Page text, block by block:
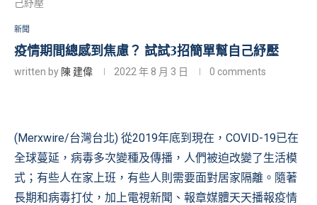
己紓壓
新聞
疫情期間總感到焦慮？ 試試3招簡單幫自己紓壓
written by 陳 建偉 2022 年 8 月 3 日 0 comments
(Merxwire/台灣台北) 從2019年底到現在，COVID-19已在
全球蔓延，病毒多次變種及傳播，人們被迫改變了生活模
式；有些人在家上班，有些人則需要面對居家隔離。隨著
長期和病毒打仗，加上電視新聞、報章媒體天天播報疫情